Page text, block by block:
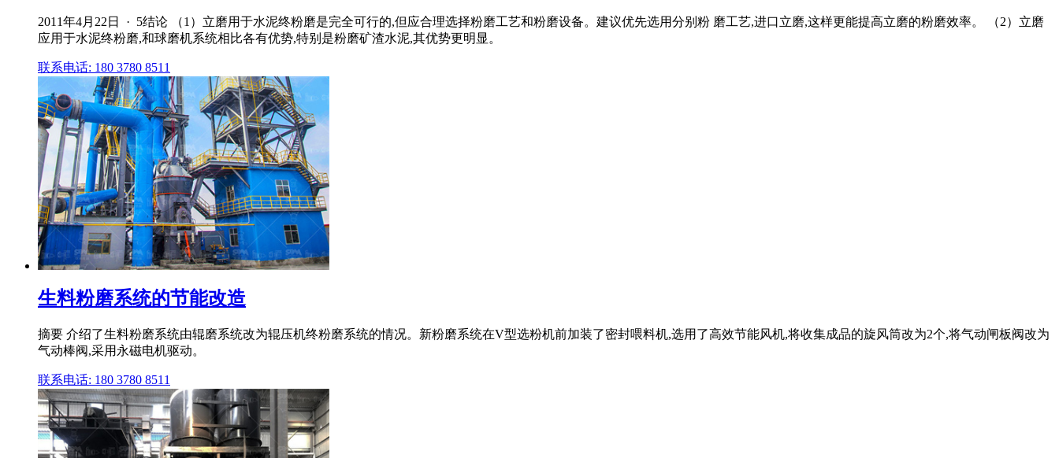
2011年4月22日 · 5结论 （1）立磨用于水泥终粉磨是完全可行的,但应合理选择粉磨工艺和粉磨设备。建议优先选用分别粉 磨工艺,进口立磨,这样更能提高立磨的粉磨效率。 （2）立磨
应用于水泥终粉磨,和球磨机系统相比各有优势,特别是粉磨矿渣水泥,其优势更明显。
联系电话: 180 3780 8511
生料粉磨系统的节能改造
摘要 介绍了生料粉磨系统由辊磨系统改为辊压机终粉磨系统的情况。新粉磨系统在V型选粉机前加装了密封喂料机,选用了高效节能风机,将收集成品的旋风筒改为2个,将气动闸板阀改为
气动棒阀,采用永磁电机驱动。
联系电话: 180 3780 8511